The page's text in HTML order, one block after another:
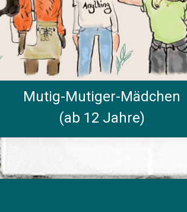
Mutig-Mutiger-Mädchen
(ab 12 Jahre)